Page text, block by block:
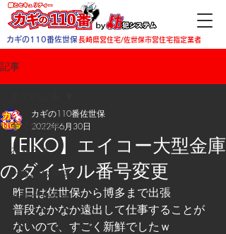
長崎県営住宅/佐世保市営住宅指定業者
カギの110番佐世保
記事
全ての記事
お知らせ
一般のお客様
企業のお客様
【EIKO】エイコー大型金庫
のダイヤル番号変更
カギの110番佐世保
2022年6月30日
昨日は佐世保から博多まで出張
普段なかなか遠出して仕事することが
ないので、すごく新鮮でしたｗ